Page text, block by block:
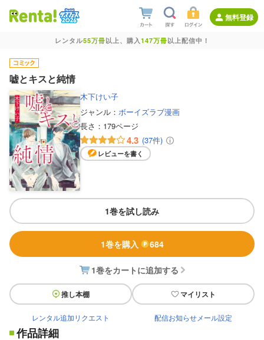
無料登録
レンタル55万冊以上、購入147万冊以上配信中！
嘘とキスと純情
木下けい子
ジャンル： ボーイズラブ漫画
長さ： 179ページ
4.3 (37件)
レビューを書く
1巻を試し読み
1巻を購入 684
1巻をカートに追加する
推し本棚 マイリスト
レンタル追加リクエスト 配信お知らせメール設定
作品詳細